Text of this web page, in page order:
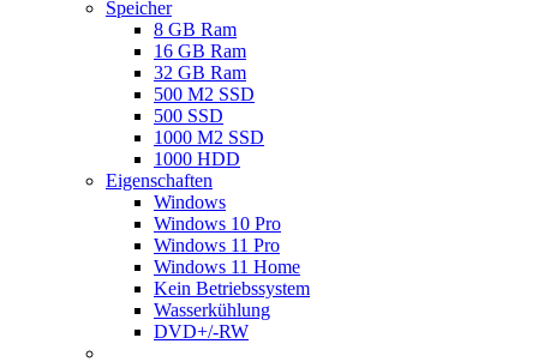
Speicher
8 GB Ram
16 GB Ram
32 GB Ram
500 M2 SSD
500 SSD
1000 M2 SSD
1000 HDD
Eigenschaften
Windows
Windows 10 Pro
Windows 11 Pro
Windows 11 Home
Kein Betriebssystem
Wasserkühlung
DVD+/-RW